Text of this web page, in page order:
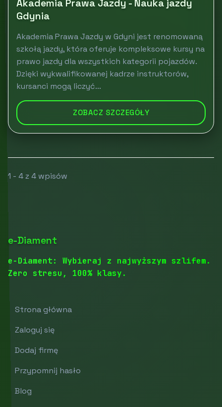
Akademia Prawa Jazdy - Nauka jazdy
Gdynia
Akademia Prawa Jazdy w Gdyni jest renomowaną
szkołą jazdy, która oferuje kompleksowe kursy na
prawo jazdy dla wszystkich kategorii pojazdów.
Dzięki wykwalifikowanej kadrze instruktorów,
kursanci mogą liczyć...
ZOBACZ SZCZEGÓŁY
1 - 4 z 4 wpisów
e-Diament
e-Diament: Wybieraj z najwyższym szlifem.
Zero stresu, 100% klasy.
Strona główna
Zaloguj się
Dodaj firmę
Przypomnij hasło
Blog